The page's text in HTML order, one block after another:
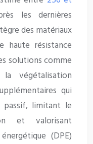
les dernières
des matériaux
haute résistance
solutions comme
végétalisation
qui
limitant le
et valorisant
(DPE)